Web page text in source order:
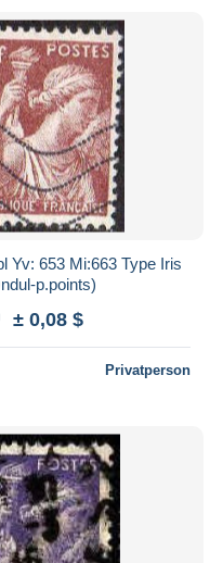
Yv: 653 Mi:663 Type Iris
p.points)
± 0,08 $
Privatperson